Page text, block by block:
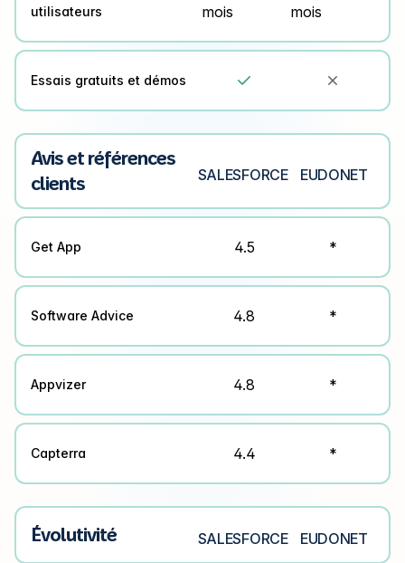
utilisateurs
mois
mois
Essais gratuits et démos  
Avis et références
clients
SALESFORCE EUDONET
Get App 4.5 *
Software Advice 4.8 *
Appvizer 4.8 *
Capterra 4.4 *
Évolutivité SALESFORCE EUDONET